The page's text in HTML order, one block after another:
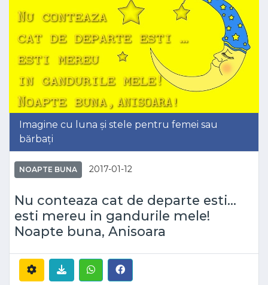
Imagine cu luna și stele pentru femei sau
bărbați
NOAPTE BUNA 2017-01-12
Nu conteaza cat de departe esti...
esti mereu in gandurile mele!
Noapte buna, Anisoara